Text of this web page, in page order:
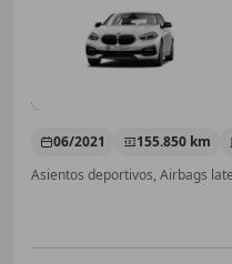
06/2021 155.850 km